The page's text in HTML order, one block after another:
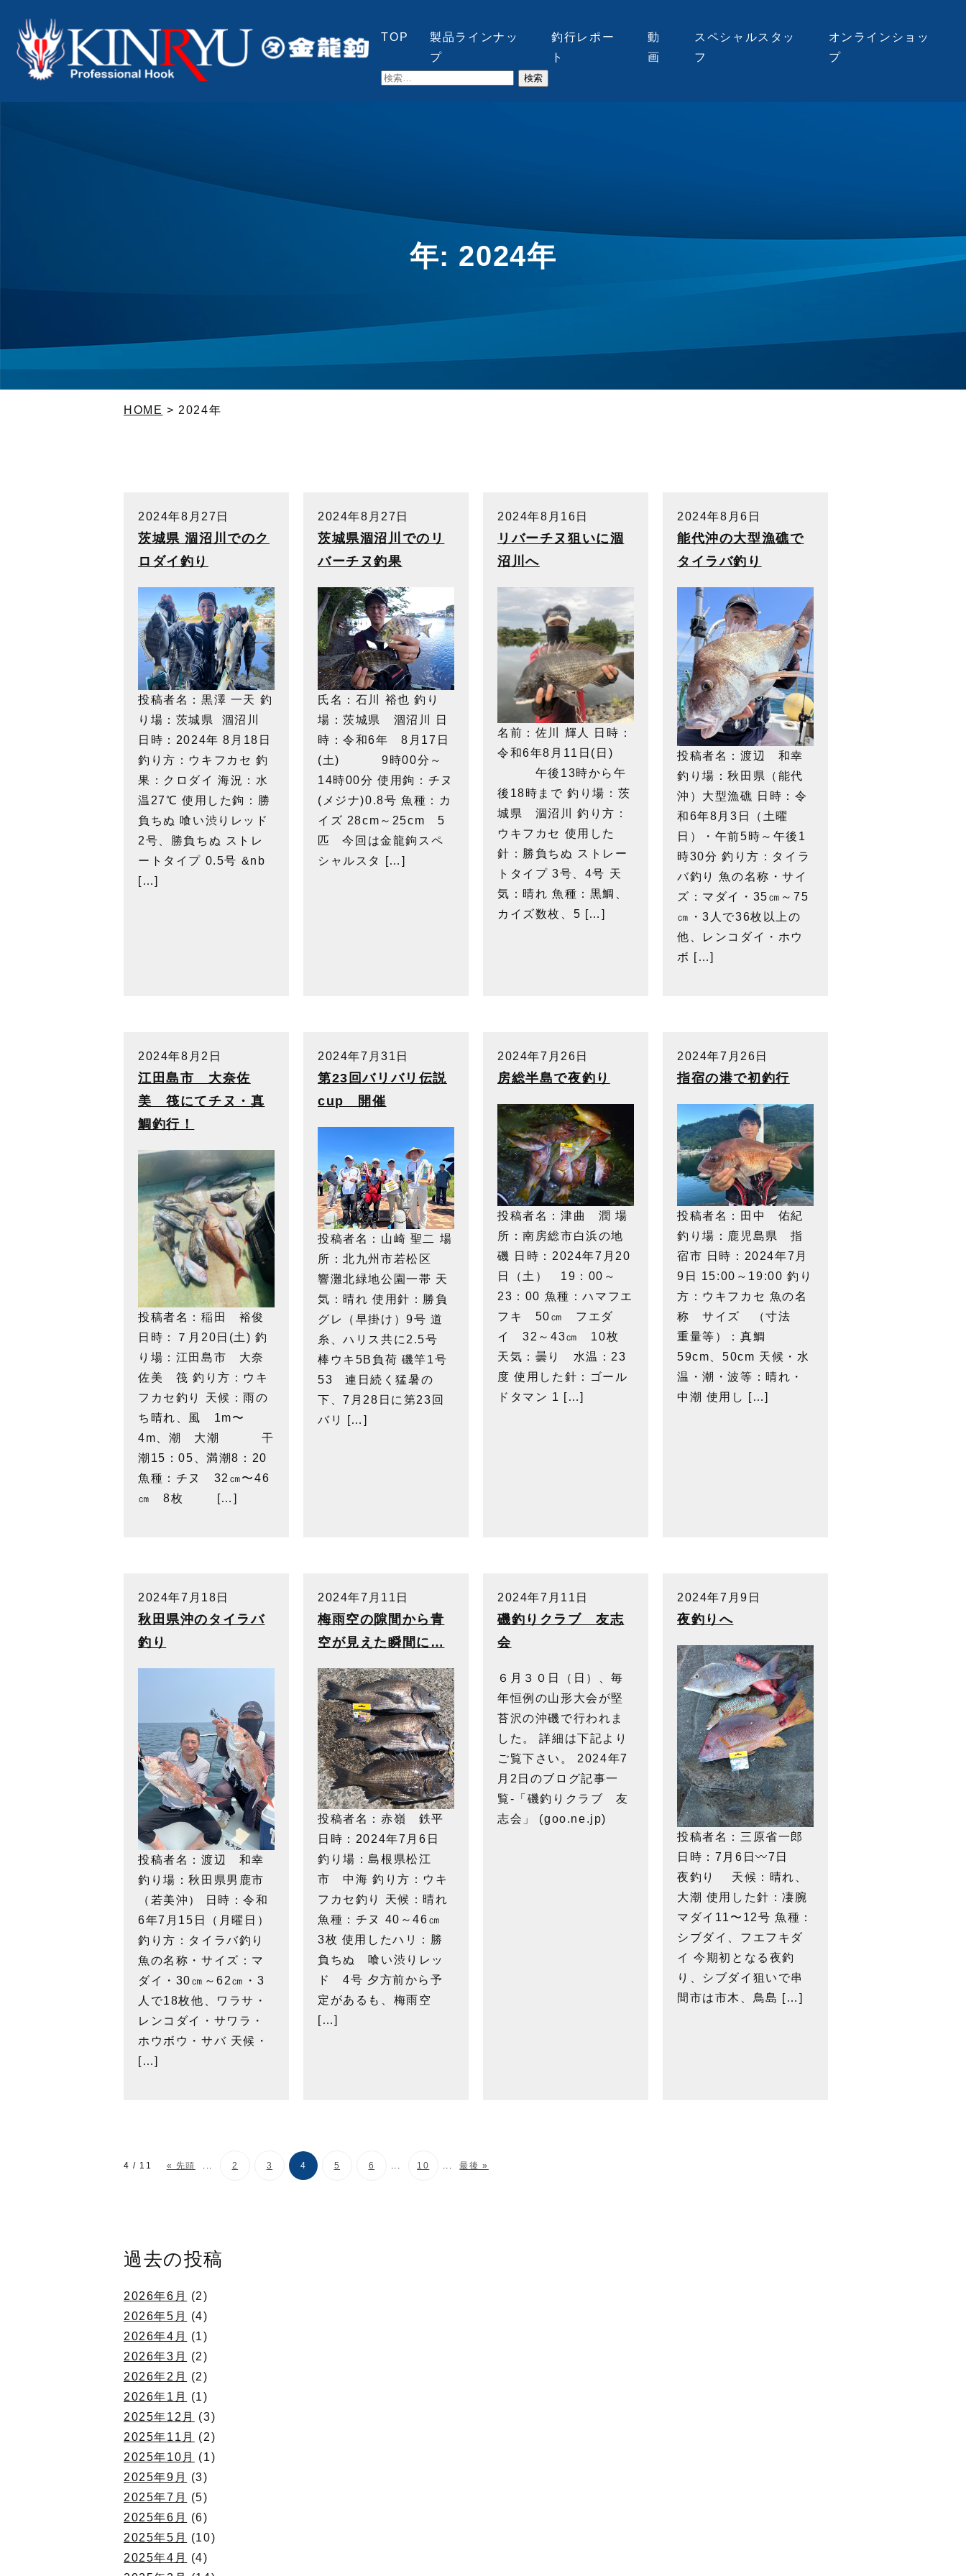
TOP
製品ラインナッ
プ
釣行レポー
ト
動
画
スペシャルスタッ
フ
オンラインショッ
プ
検
年: 2024年
HOME > 2024年
2024年8月27日
茨城県 涸沼川でのク
ロダイ釣り
投稿者名：黒澤 一天 釣
り場：茨城県 涸沼川
日時：2024年 8月18日
釣り方：ウキフカセ 釣
果：クロダイ 海況：水
温27℃ 使用した鉤：勝
負ちぬ 喰い渋りレッド
2号、勝負ちぬ ストレ
ートタイプ 0.5号 &nb
[…]
2024年8月27日
茨城県涸沼川でのリ
バーチヌ釣果
氏名：石川 裕也 釣り
場：茨城県 涸沼川 日
時：令和6年 8月17日
(土) 9時00分～
14時00分 使用鉤：チヌ
(メジナ)0.8号 魚種：カ
イズ 28cm～25cm 5
匹 今回は金龍鉤スペ
シャルスタ […]
2024年8月16日
リバーチヌ狙いに涸
沼川へ
名前：佐川 輝人 日時：
令和6年8月11日(日)
午後13時から午
後18時まで 釣り場：茨
城県 涸沼川 釣り方：
ウキフカセ 使用した
針：勝負ちぬ ストレー
トタイプ 3号、4号 天
気：晴れ 魚種：黒鯛、
カイズ数枚、5 […]
2024年8月6日
能代沖の大型漁礁で
タイラバ釣り
投稿者名：渡辺 和幸
釣り場：秋田県（能代
沖）大型漁礁 日時：令
和6年8月3日（土曜
日）・午前5時～午後1
時30分 釣り方：タイラ
バ釣り 魚の名称・サイ
ズ：マダイ・35㎝～75
㎝・3人で36枚以上の
他、レンコダイ・ホウ
ボ […]
2024年8月2日
江田島市 大奈佐
美 筏にてチヌ・真
鯛釣行！
投稿者名：稲田 裕俊
日時：７月20日(土) 釣
り場：江田島市 大奈
佐美 筏 釣り方：ウキ
フカセ釣り 天候：雨の
ち晴れ、風 1m〜
4m、潮 大潮 干
潮15：05、満潮8：20
魚種：チヌ 32㎝〜46
㎝ 8枚 […]
2024年7月31日
第23回バリバリ伝説
cup 開催
投稿者名：山崎 聖二 場
所：北九州市若松区
響灘北緑地公園一帯 天
気：晴れ 使用針：勝負
グレ（早掛け）9号 道
糸、ハリス共に2.5号
棒ウキ5B負荷 磯竿1号
53 連日続く猛暑の
下、7月28日に第23回
バリ […]
2024年7月26日
房総半島で夜釣り
投稿者名：津曲 潤 場
所：南房総市白浜の地
磯 日時：2024年7月20
日（土） 19：00～
23：00 魚種：ハマフエ
フキ 50㎝ フエダ
イ 32～43㎝ 10枚
天気：曇り 水温：23
度 使用した針：ゴール
ドタマン 1 […]
2024年7月26日
指宿の港で初釣行
投稿者名：田中 佑紀
釣り場：鹿児島県 指
宿市 日時：2024年7月
9日 15:00～19:00 釣り
方：ウキフカセ 魚の名
称 サイズ （寸法
重量等）：真鯛
59cm、50cm 天候・水
温・潮・波等：晴れ・
中潮 使用し […]
2024年7月18日
秋田県沖のタイラバ
釣り
投稿者名：渡辺 和幸
釣り場：秋田県男鹿市
（若美沖） 日時：令和
6年7月15日（月曜日）
釣り方：タイラバ釣り
魚の名称・サイズ：マ
ダイ・30㎝～62㎝・3
人で18枚他、ワラサ・
レンコダイ・サワラ・
ホウボウ・サバ 天候・
[…]
2024年7月11日
梅雨空の隙間から青
空が見えた瞬間に…
投稿者名：赤嶺 鉄平
日時：2024年7月6日
釣り場：島根県松江
市 中海 釣り方：ウキ
フカセ釣り 天候：晴れ
魚種：チヌ 40～46㎝
3枚 使用したハリ：勝
負ちぬ 喰い渋りレッ
ド 4号 夕方前から予
定があるも、梅雨空
[…]
2024年7月11日
磯釣りクラブ 友志
会
６月３０日（日）、毎
年恒例の山形大会が堅
苔沢の沖磯で行われま
した。 詳細は下記より
ご覧下さい。 2024年7
月2日のブログ記事一
覧-「磯釣りクラブ 友
志会」 (goo.ne.jp)
2024年7月9日
夜釣りへ
投稿者名：三原省一郎
日時：7月6日〰️7日
夜釣り 天候：晴れ、
大潮 使用した針：凄腕
マダイ11〜12号 魚種：
シブダイ、フエフキダ
イ 今期初となる夜釣
り、シブダイ狙いで串
間市は市木、鳥島 […]
4 / 11 « 先頭 ... 2 3 4 5 6 ... 10 ... 最後 »
過去の投稿
2026年6月
(2)
2026年5月
(4)
2026年4月
(1)
2026年3月
(2)
2026年2月
(2)
2026年1月
(1)
2025年12月
(3)
2025年11月
(2)
2025年10月
(1)
2025年9月
(3)
2025年7月
(5)
2025年6月
(6)
2025年5月
(10)
2025年4月
(4)